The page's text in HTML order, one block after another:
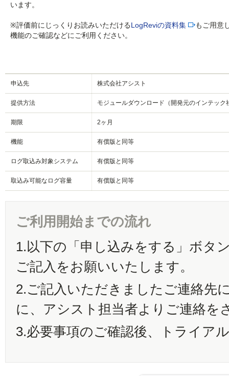
います。
※評価前にじっくりお読みいただけるLogReviの資料集
もご用意
機能のご確認などにご利用ください。
申込先 株式会社アシスト
提供方法 モジュールダウンロード（開発元のインテッ
期限 2ヶ月
機能 有償版と同等
ログ取込み対象システム 有償版と同等
取込み可能なログ容量 有償版と同等
ご利用開始までの流れ
1.以下の「申し込みをする」ボタ
ご記入をお願いいたします。
2.ご記入いただきましたご連絡先
に、アシスト担当者よりご連絡を
3.必要事項のご確認後、トライア